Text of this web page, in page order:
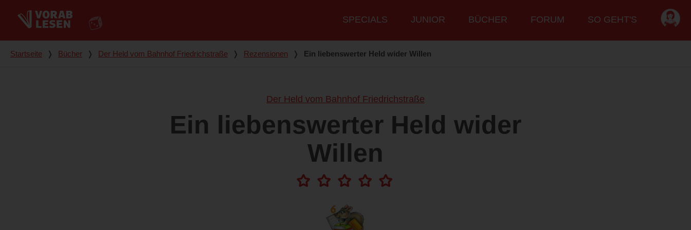
Hauptmenü
SPECIALS JUNIOR BÜCHER FORUM SO GEHT'S
Du bist hier
Startseite ❭ Bücher ❭ Der Held vom Bahnhof Friedrichstraße ❭ Rezensionen ❭ Ein liebenswerter Held wider Willen
Der Held vom Bahnhof Friedrichstraße
Ein liebenswerter Held wider
Willen